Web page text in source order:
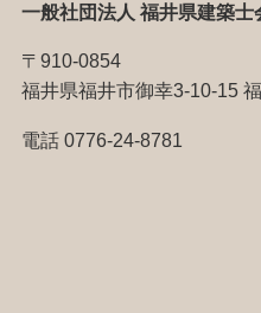
一般社団法人 福井県建築士
〒910-0854
福井県福井市御幸3-10-15
電話 0776-24-8781